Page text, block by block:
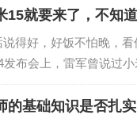
15就要来了，不知
说得好，好饭不怕晚，
发布会上，雷军曾说过
得买呢？下面为大家总
基础知识是否扎实